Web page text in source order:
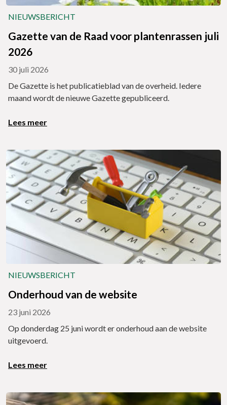
NIEUWSBERICHT
Gazette van de Raad voor plantenrassen juli
2026
30 juli 2026
De Gazette is het publicatieblad van de overheid. Iedere
maand wordt de nieuwe Gazette gepubliceerd.
Lees meer
NIEUWSBERICHT
Onderhoud van de website
23 juni 2026
Op donderdag 25 juni wordt er onderhoud aan de website
uitgevoerd.
Lees meer